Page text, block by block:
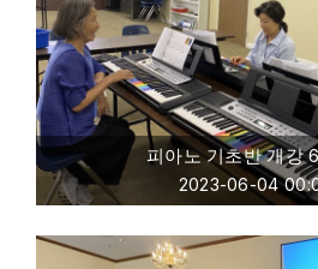
피아노 기초반 개강
2023-06-04